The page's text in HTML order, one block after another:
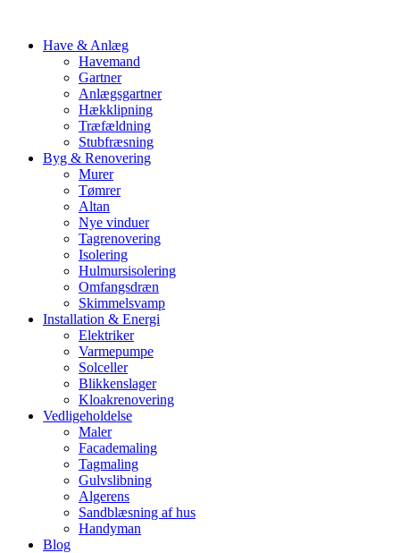
Have & Anlæg
Havemand
Gartner
Anlægsgartner
Hækklipning
Træfældning
Stubfræsning
Byg & Renovering
Murer
Tømrer
Altan
Nye vinduer
Tagrenovering
Isolering
Hulmursisolering
Omfangsdræn
Skimmelsvamp
Installation & Energi
Elektriker
Varmepumpe
Solceller
Blikkenslager
Kloakrenovering
Vedligeholdelse
Maler
Facademaling
Tagmaling
Gulvslibning
Algerens
Sandblæsning af hus
Handyman
Blog